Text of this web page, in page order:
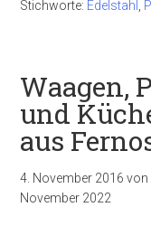
Stichworte: Edelstahl
Waagen,
und
aus
4. November 2016 von
November 2022